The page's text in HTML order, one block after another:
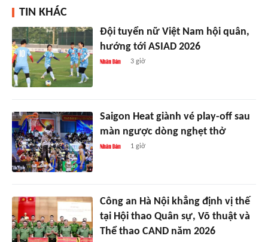
TIN KHÁC
Đội tuyển nữ Việt Nam hội quân,
hướng tới ASIAD 2026
3 giờ
Saigon Heat giành vé play-off sau
màn ngược dòng nghẹt thở
1 giờ
Công an Hà Nội khẳng định vị thế
tại Hội thao Quân sự, Võ thuật và
Thể thao CAND năm 2026